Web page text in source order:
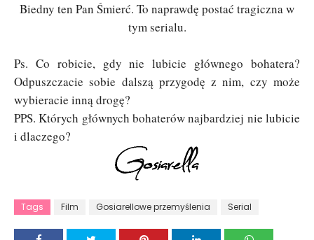
Biedny ten Pan Śmierć. To naprawdę postać tragiczna w
tym serialu.
Ps. Co robicie, gdy nie lubicie głównego bohatera?
Odpuszczacie sobie dalszą przygodę z nim, czy może
wybieracie inną drogę?
PPS. Których głównych bohaterów najbardziej nie lubicie
i dlaczego?
Tags Film Gosiarellowe przemyślenia Serial